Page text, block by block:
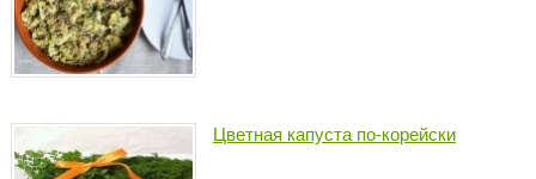
Цветная капуста по-корейски